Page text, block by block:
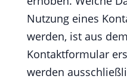
Nutzung eines
werden, ist aus
Kontaktformular
werden